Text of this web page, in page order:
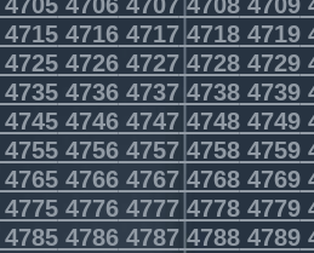
4716471747184719
4726472747284729
4736473747384739
4746474747484749
4756475747584759
4766476747684769
4776477747784779
4786478747884789